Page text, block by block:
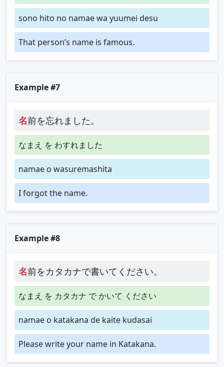
sono hito no namae wa yuumei desu
That person’s name is famous.
Example #7
名前を忘れました。
なまえ を わすれました
namae o wasuremashita
I forgot the name.
Example #8
名前をカタカナで書いてください。
なまえ を カタカナ で かいて ください
namae o katakana de kaite kudasai
Please write your name in Katakana.